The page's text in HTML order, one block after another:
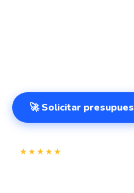
🚀 Solicitar
★★★★★